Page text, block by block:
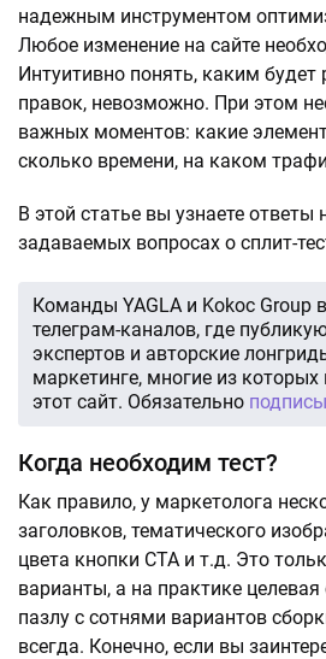
надежным инструментом
Любое изменение на сайте
Интуитивно понять, каким будет
правок, невозможно. При этом
важных моментов: какие
сколько времени, на каком
В этой статье вы узнаете ответы
задаваемых вопросах о сплит-
Команды YAGLA и Kokoc Group
телеграм-каналов, где
экспертов и авторские
маркетинге, многие из
этот сайт. Обязательно
Когда необходим тест?
Как правило, у маркетолога
заголовков, тематического
цвета кнопки CTA и т.д. Это
варианты, а на практике
пазлу с сотнями вариантов
всегда. Конечно, если вы